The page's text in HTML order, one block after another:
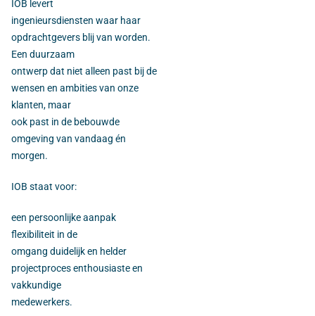
IOB levert
ingenieursdiensten waar haar
opdrachtgevers blij van worden.
Een duurzaam
ontwerp dat niet alleen past bij de
wensen en ambities van onze
klanten, maar
ook past in de bebouwde
omgeving van vandaag én
morgen.
IOB staat voor:
een persoonlijke aanpak
flexibiliteit in de
omgang duidelijk en helder
projectproces enthousiaste en
vakkundige
medewerkers.